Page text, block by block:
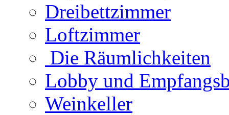
Dreibettzimmer
Loftzimmer
Die Räumlichkeiten
Lobby und
Weinkeller